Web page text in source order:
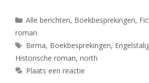
Categorieën
Alle berichten, Boekbesprekingen,
roman
Tags
Birma, Boekbesprekingen,
Historische roman, north
Plaats een reactie